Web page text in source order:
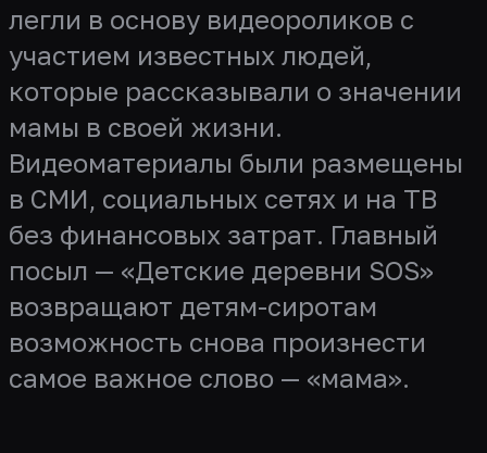
легли в основу видеороликов с
участием известных людей,
которые рассказывали о значении
мамы в своей жизни.
Видеоматериалы были размещены
в СМИ, социальных сетях и на ТВ
без финансовых затрат. Главный
посыл — «Детские деревни SOS»
возвращают детям-сиротам
возможность снова произнести
самое важное слово — «мама».